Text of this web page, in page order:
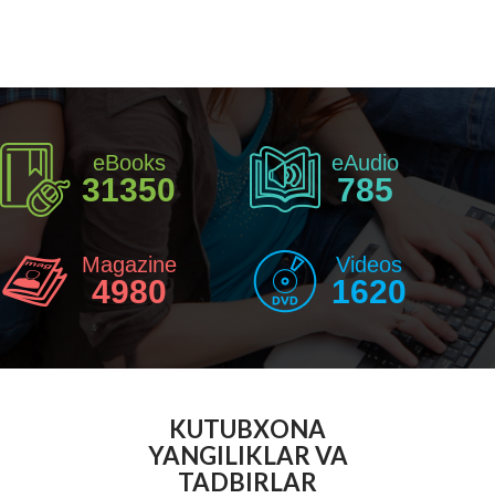
eBooks
31350
eAudio
785
Magazine
4980
Videos
1620
KUTUBXONA
YANGILIKLAR VA
TADBIRLAR